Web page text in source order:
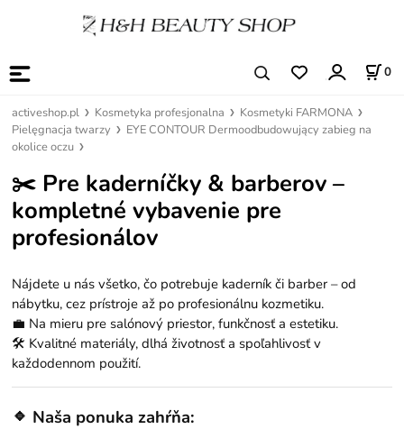
0
activeshop.pl Kosmetyka profesjonalna
Kosmetyki FARMONA
Pielęgnacja twarzy
EYE CONTOUR Dermoodbudowujący zabieg na
okolice oczu
✂️ Pre kaderníčky & barberov –
kompletné vybavenie pre
profesionálov
Nájdete u nás všetko, čo potrebuje kaderník či barber – od
nábytku, cez prístroje až po profesionálnu kozmetiku.
💼 Na mieru pre salónový priestor, funkčnosť a estetiku.
🛠️ Kvalitné materiály, dlhá životnosť a spoľahlivosť v
každodennom použití.
🔹 Naša ponuka zahŕňa: